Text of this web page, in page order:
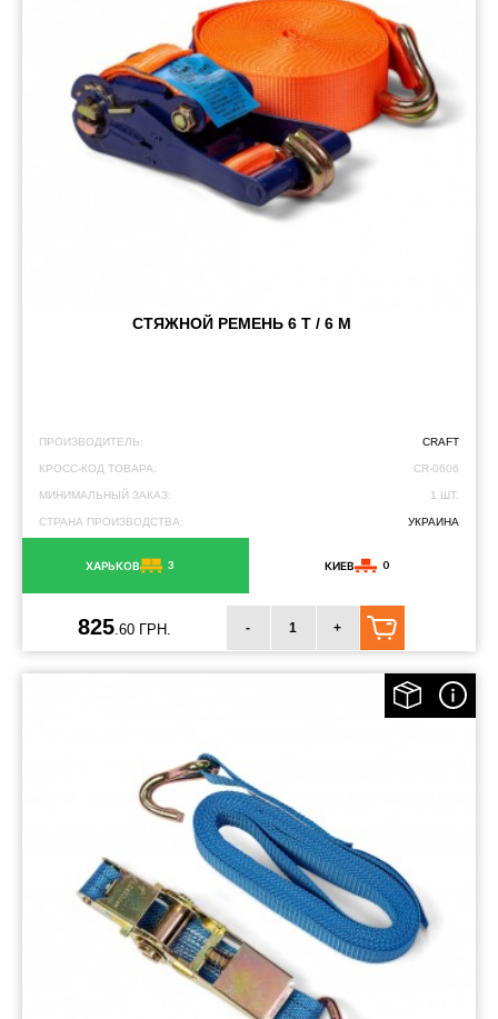
СТЯЖНОЙ РЕМЕНЬ 6 Т / 6 М
ПРОИЗВОДИТЕЛЬ: CRAFT
КРОСС-КОД ТОВАРА: CR-0606
МИНИМАЛЬНЫЙ ЗАКАЗ: 1 ШТ.
СТРАНА ПРОИЗВОДСТВА: УКРАИНА
ХАРЬКОВ 3 КИЕВ 0
825.60 ГРН. - +